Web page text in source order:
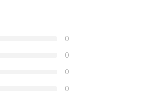
0
0
0
0